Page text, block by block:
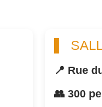
📍 Rue
👥 300